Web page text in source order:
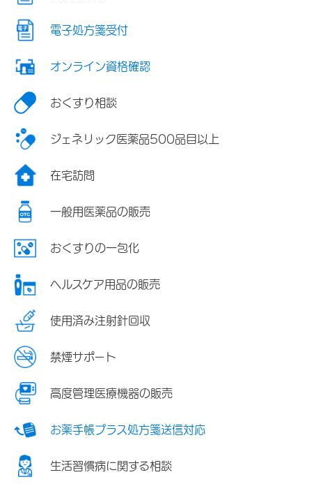
電子処方箋受付
オンライン資格確認
おくすり相談
ジェネリック医薬品500品目以上
在宅訪問
一般用医薬品の販売
おくすりの一包化
ヘルスケア用品の販売
使用済み注射針回収
禁煙サポート
高度管理医療機器の販売
お薬手帳プラス処方箋送信対応
生活習慣病に関する相談